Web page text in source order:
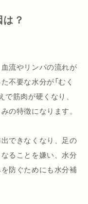
？
流やリンパの流れが
不要な水分が「むく
筋肉が硬くなり、
の特徴になります。
できなくなり、足の
ることを嫌い、水分
防ぐためにも水分補